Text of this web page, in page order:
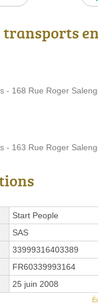
- 168 Rue Roger
- 163 Rue Roger
Start People
SAS
33999316403389
FR60339993164
25 juin 2008